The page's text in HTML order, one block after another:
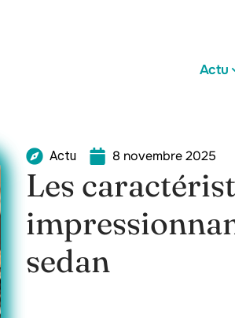
Actu
Actu 8 novembre 2025
Les
sedan